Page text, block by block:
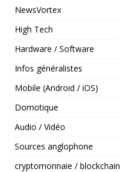
NewsVortex
High Tech
Hardware / Software
Infos généralistes
Mobile (Android / iOS)
Domotique
Audio / Vidéo
Sources anglophone
cryptomonnaie / blockchain